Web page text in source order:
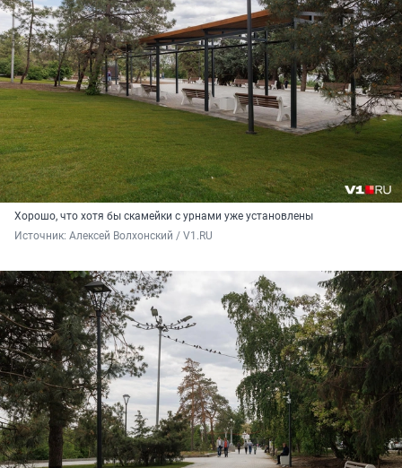
Хорошо, что хотя бы скамейки с урнами уже установлены
Источник: Алексей Волхонский / V1.RU